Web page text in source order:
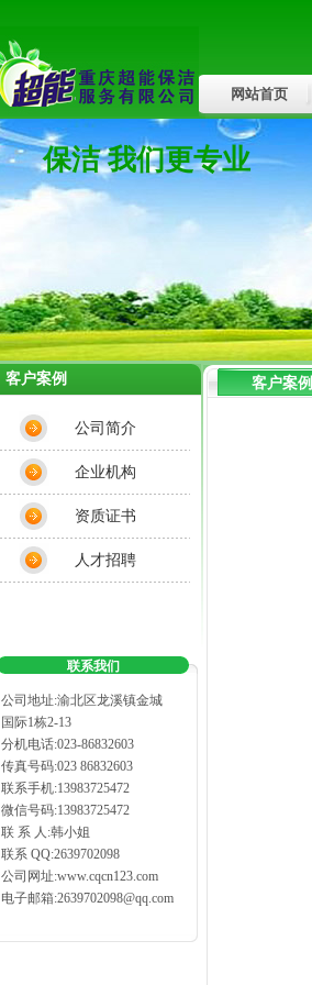
网站首页
行业新闻
保洁 我们更专业
客户案例
客户案例
公司简介
企业机构
资质证书
人才招聘
联系我们
公司地址:渝北区龙溪镇金城
国际1栋2-13
分机电话:023-86832603
传真号码:023 86832603
联系手机:13983725472
微信号码:13983725472
联 系 人:韩小姐
联系 QQ:2639702098
公司网址:www.cqcn123.com
电子邮箱:2639702098@qq.com